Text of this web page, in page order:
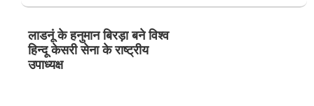
लाडनूं के हनुमान बिरड़ा बने विश्व
हिन्दू केसरी सेना के राष्ट्रीय
उपाध्यक्ष